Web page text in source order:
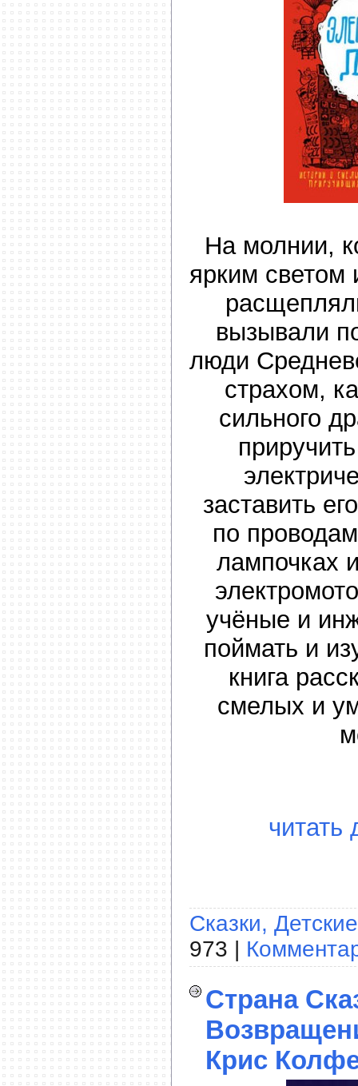
На молнии,
ярким светом
вызывали
люди
страхом,
сильного
заставить
по
лампочках
учёные и
поймать и
книга
смелых и
читать
Сказки,
973 |
Страна
Крис